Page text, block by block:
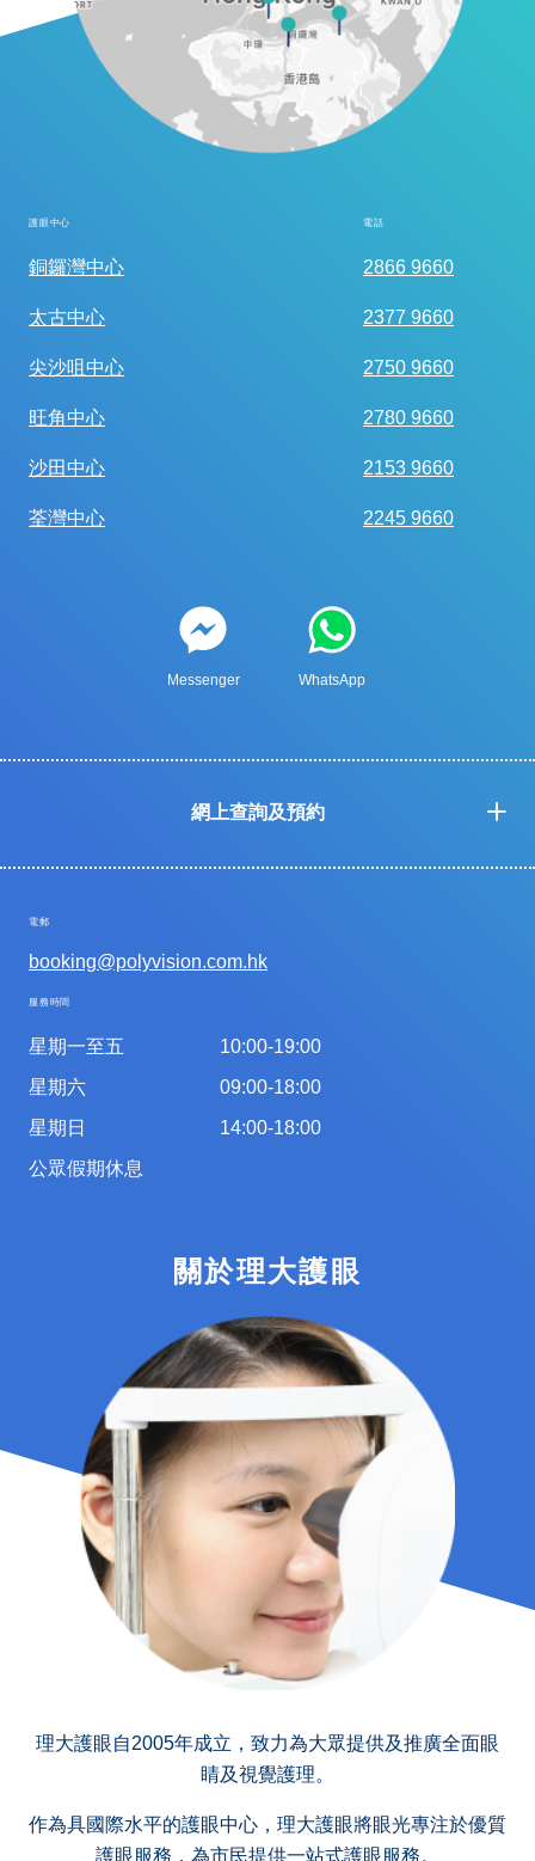
護眼中心 電話
銅鑼灣中心 2866 9660
太古中心 2377 9660
尖沙咀中心 2750 9660
旺角中心 2780 9660
沙田中心 2153 9660
荃灣中心 2245 9660
Messenger WhatsApp
網上查詢及預約
電郵
booking@polyvision.com.hk
服務時間
星期一至五
星期六
星期日
公眾假期休息
10:00-19:00
09:00-18:00
14:00-18:00
關於理大護眼
理大護眼自2005年成立，致力為大眾提供及推廣全面眼
睛及視覺護理。
作為具國際水平的護眼中心，理大護眼將眼光專注於優質
護眼服務，為市民提供一站式護眼服務。